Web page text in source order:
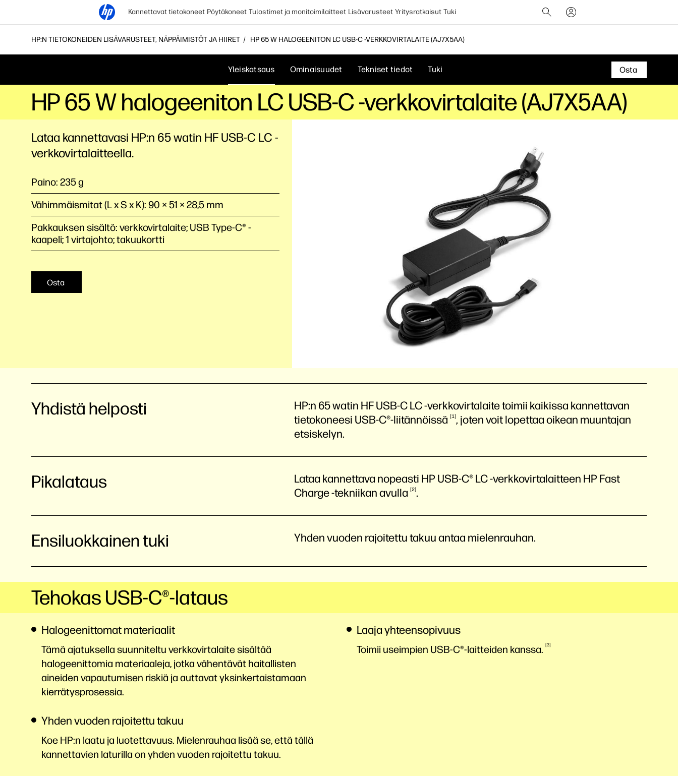
Kannettavat tietokoneet Pöytäkoneet Tulostimet ja monitoimilaitteet Lisävarusteet Yritysratkaisut Tuki
HP:N TIETOKONEIDEN LISÄVARUSTEET, NÄPPÄIMISTÖT JA HIIRET HP 65 W HALOGEENITON LC USB-C -VERKKOVIRTALAITE (AJ7X5AA)
Yleiskatsaus Ominaisuudet Tekniset tiedot Tuki Osta
HP 65 W halogeeniton LC USB-C -verkkovirtalaite (AJ7X5AA)
Lataa kannettavasi HP:n 65 watin HF USB-C LC -
verkkovirtalaitteella.
Paino: 235 g
Vähimmäismitat (L x S x K): 90 × 51 × 28,5 mm
Pakkauksen sisältö: verkkovirtalaite; USB Type-C® -
kaapeli; 1 virtajohto; takuukortti
Osta
Yhdistä helposti
HP:n 65 watin HF USB-C LC -verkkovirtalaite toimii kaikissa kannettavan
tietokoneesi USB-C®-liitännöissä 1 , joten voit lopettaa oikean muuntajan
etsiskelyn.
Pikalataus
Lataa kannettava nopeasti HP USB-C® LC -verkkovirtalaitteen HP Fast
Charge -tekniikanavulla 2 .
Ensiluokkainen tuki Yhden vuoden rajoitettu takuu antaa mielenrauhan.
Tehokas USB-C®-lataus
Halogeenittomat materiaalit
Tämä ajatuksella suunniteltu verkkovirtalaite sisältää
halogeenittomia materiaaleja, jotka vähentävät haitallisten
aineiden vapautumisen riskiä ja auttavat yksinkertaistamaan
kierrätysprosessia.
Laaja yhteensopivuus
Toimii useimpien USB-C®-laitteiden kanssa. 3
Yhden vuoden rajoitettu takuu
Koe HP:n laatu ja luotettavuus. Mielenrauhaa lisää se, että tällä
kannettavien laturilla on yhden vuoden rajoitettu takuu.